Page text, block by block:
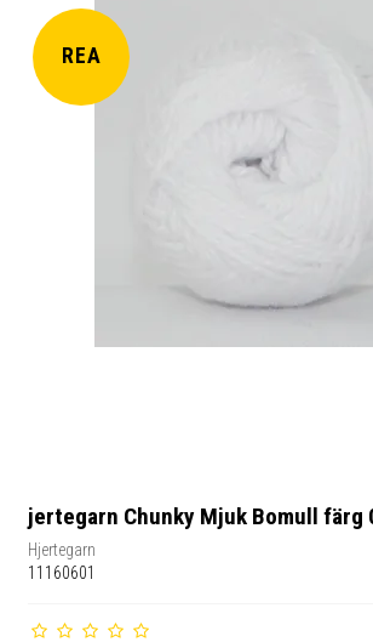
REA
jertegarn Chunky Mjuk Bomull färg
Hjertegarn
11160601